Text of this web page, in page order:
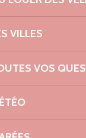
VILLES
VOS
pour la
fois ?
nécessaire à